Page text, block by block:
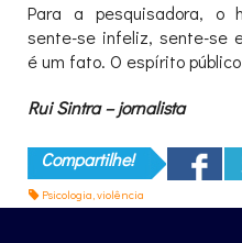
Para a pesquisadora, o
sente-se infeliz, sente-se
é um fato. O espírito
Rui Sintra – jornalista
Compartilhe!
Psicologia,violência